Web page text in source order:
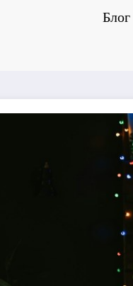
Блог